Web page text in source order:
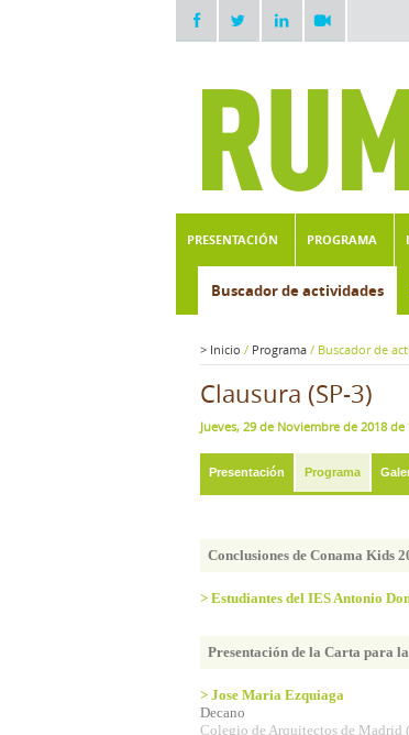
PRESENTACIÓN PROGRAMA
Buscador de actividades
> Inicio / Programa / Buscador de
Clausura (SP-3)
Jueves, 29 de Noviembre de 2018
Presentación Programa
Conclusiones de Conama Kids
> Estudiantes del IES Antonio
Presentación de la Carta para
> Jose Maria Ezquiaga
Decano
Colegio de Arquitectos de Madrid